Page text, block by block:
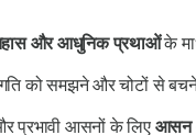
और आधुनिक प्रथाओंके
गति को समझने और चोटों से
प्रभावी आसनों के लिए आसन